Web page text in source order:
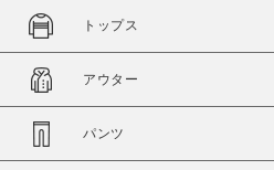
トップス
アウター
パンツ